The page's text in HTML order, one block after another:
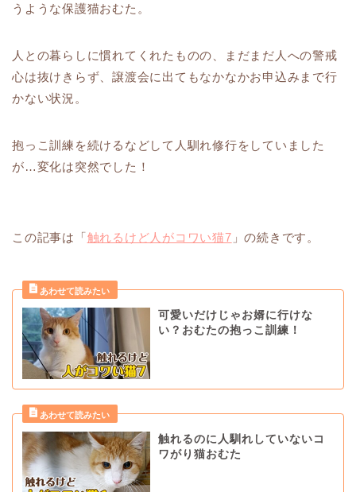
うような保護猫おむた。
人との暮らしに慣れてくれたものの、まだまだ人への警戒
心は抜けきらず、譲渡会に出てもなかなかお申込みまで行
かない状況。
抱っこ訓練を続けるなどして人馴れ修行をしていました
が…変化は突然でした！
この記事は「触れるけど人がコワい猫7 」の続きです。
可愛いだけじゃお婿に行けな
い？おむたの抱っこ訓練！
触れるのに人馴れしていないコ
ワがり猫おむた